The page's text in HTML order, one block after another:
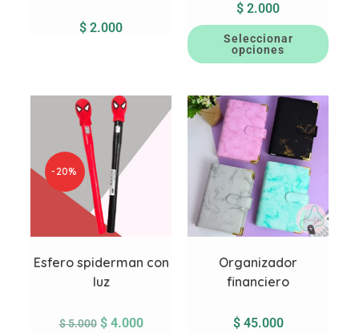
$ 2.000
$ 2.000
Seleccionar
opciones
-20%
Esfero spiderman con
luz
$5.000 $4.000
Organizador
financiero
$45.000